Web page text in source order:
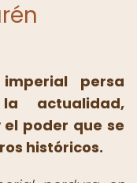
persa
actualidad,
poder que se
históricos.